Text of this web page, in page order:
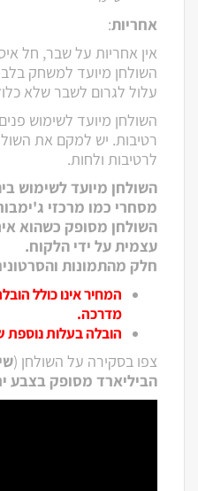
אחריות:
אין אחריות על שבר, חל
השולחן מיועד למשחק
עלול לגרום לשבר שלא
השולחן מיועד לשימוש
רטיבות. יש למקם את
לרטיבות ולחות.
השולחן מיועד לשימוש
מסחרי כמו מרכזי
השולחן מסופק כשהוא
עצמית על ידי הלקוח.
חלק מהתמונות
המחיר אינו כולל
מדרכה.
הובלה בעלות נוספת של 255₪ – תתווסף
צפו בסקירה על השולחן (
הביליארד מסופק בצבע